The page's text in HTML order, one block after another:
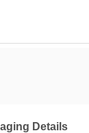
Details